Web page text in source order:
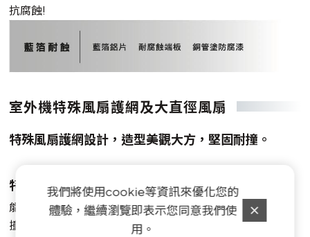
抗腐蝕!
室外機特殊風扇護網及大直徑風扇
特殊風扇護網設計，造型美觀大方，堅固耐撞。
特殊風扇護網設計
能快速揚風導流， 高效排出熱風造型 美觀大方，堅固耐
撞。
我們將使用cookie等資訊來優化您的
體驗，繼續瀏覽即表示您同意我們使
用。